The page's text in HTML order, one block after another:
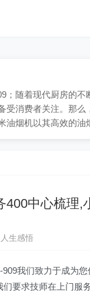
；随着现代厨房的
受消费者关注。那
油烟机以其高效的
400中心梳理,
人生感悟
我们致力于成为
要求技师在上门服